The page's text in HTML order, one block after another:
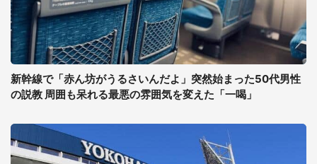
新幹線で「赤ん坊がうるさいんだよ」突然始まった50代男性
の説教 周囲も呆れる最悪の雰囲気を変えた「一喝」